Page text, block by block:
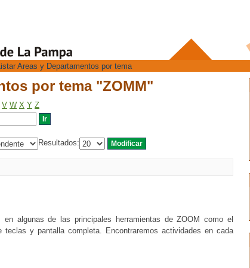
por tema "ZOMM"
Areas y Departamentos por tema
por tema "ZOMM"
V W X Y Z
Resultados:
en algunas de las principales herramientas de ZOOM como el
teclas y pantalla completa. Encontraremos actividades en cada